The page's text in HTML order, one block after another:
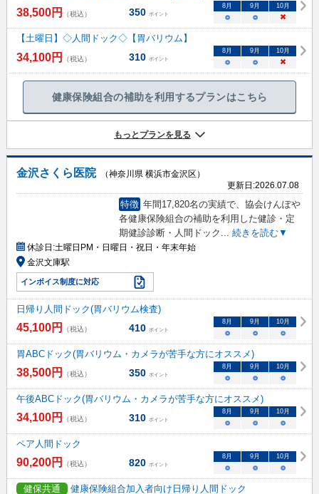
38,500円 （税込） 350 ポイント
8月 9月 10月
○ ○ ×
【土曜日】◇人間ドック◇【胃バリウム】
34,100円 （税込） 310 ポイント
8月 9月 10月
○ ○ ×
健康保険組合の補助を利用するプランはこちら
もっとプランを見る
金沢さくら医院
（神奈川県 横浜市金沢区）
更新日:2026.07.08
特徴 年間17,820名の実績で、協会けんぽや
各健康保険組合の補助を利用した健診・定
期健診診断・人間ドック
続きを読む▼
休診日:土曜日PM・日曜日・祝日・年末年始
金沢文庫駅
インボイス制度に対応
日帰り人間ドック(胃バリウム検査)
45,100円 （税込） 410 ポイント
8 月 9 月 10月
○ ○ ○
胃ABCドック(胃バリウム・カメラが苦手な方にオススメ)
38,500円 （税込） 350 ポイント
8 月 9 月 10月
○ ○ ○
午後ABCドック(胃バリウム・カメラが苦手な方にオススメ)
34,100円 （税込） 310 ポイント
8 月 9 月 10月
○ ○ ○
ペア人間ドック
90,200円 （税込） 820 ポイント
8 月 9 月 10月
○ ○ ○
健保共通 健康保険組合加入者向け日帰り人間ドック